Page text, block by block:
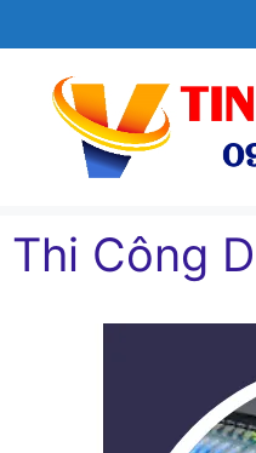
đến
Thi Công